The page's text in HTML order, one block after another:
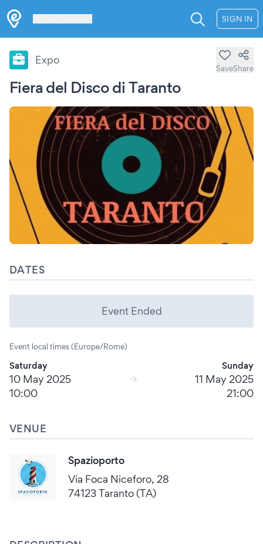
SIGN IN
Fiera del Disco di Taranto
Expo
SaveShare
DATES
Event Ended
Event local times (Europe/Rome)
Saturday
10 May 2025
10:00
Sunday
11 May 2025
21:00
VENUE
Spazioporto
Via Foca Niceforo, 28
74123 Taranto (TA)